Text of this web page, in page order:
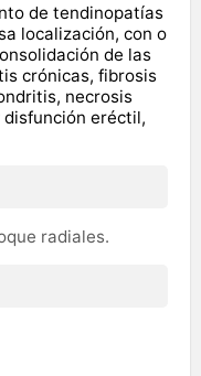
de tendinopatías
localización, con o
de las
crónicas, fibrosis
necrosis
eréctil,
radiales.